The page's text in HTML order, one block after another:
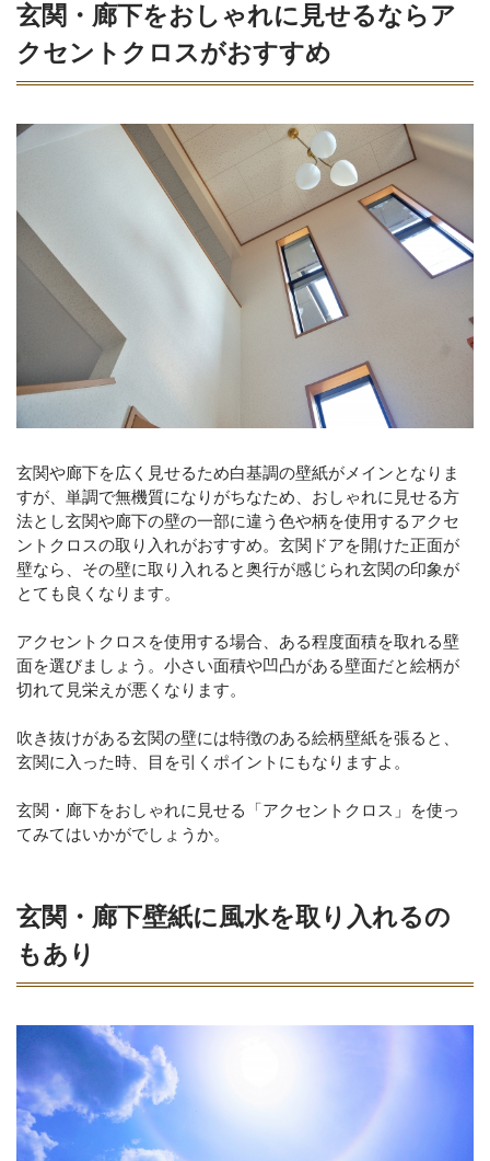
玄関・廊下をおしゃれに見せるならア
クセントクロスがおすすめ
玄関や廊下を広く見せるため白基調の壁紙がメインとなりま
すが、単調で無機質になりがちなため、おしゃれに見せる方
法とし玄関や廊下の壁の一部に違う色や柄を使用するアクセ
ントクロスの取り入れがおすすめ。玄関ドアを開けた正面が
壁なら、その壁に取り入れると奥行が感じられ玄関の印象が
とても良くなります。
アクセントクロスを使用する場合、ある程度面積を取れる壁
面を選びましょう。小さい面積や凹凸がある壁面だと絵柄が
切れて見栄えが悪くなります。
吹き抜けがある玄関の壁には特徴のある絵柄壁紙を張ると、
玄関に入った時、目を引くポイントにもなりますよ。
玄関・廊下をおしゃれに見せる「アクセントクロス」を使っ
てみてはいかがでしょうか。
玄関・廊下壁紙に風水を取り入れるの
もあり